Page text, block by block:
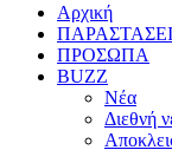
Αρχική
ΠΡΟΣΩΠΑ
BUZZ
Νέα
Διεθνή